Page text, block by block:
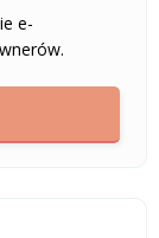
e-